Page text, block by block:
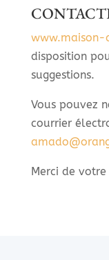
www.maison-
disposition
suggestions.
Vous pouvez
courrier
Merci de votre